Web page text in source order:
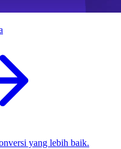
yang lebih baik.